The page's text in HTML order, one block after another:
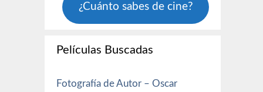
¿Cuánto sabes de cine?
Películas Buscadas
Fotografía de Autor – Oscar